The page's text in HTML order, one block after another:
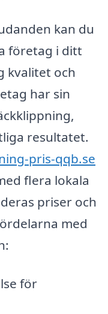
kan du
företag i ditt
kvalitet och
har sin
resultatet.
pris-qqb.se
flera lokala
priser och
med
för